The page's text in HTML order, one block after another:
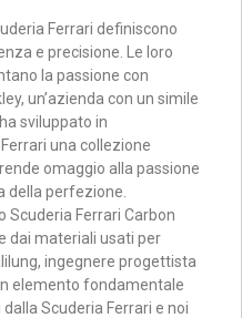
Ferrari definiscono
e precisione. Le loro
la passione con
un’azienda con un simile
sviluppato in
una collezione
omaggio alla passione
della perfezione.
Scuderia Ferrari Carbon
dai materiali usati per
ingegnere progettista
elemento fondamentale
Scuderia Ferrari e noi